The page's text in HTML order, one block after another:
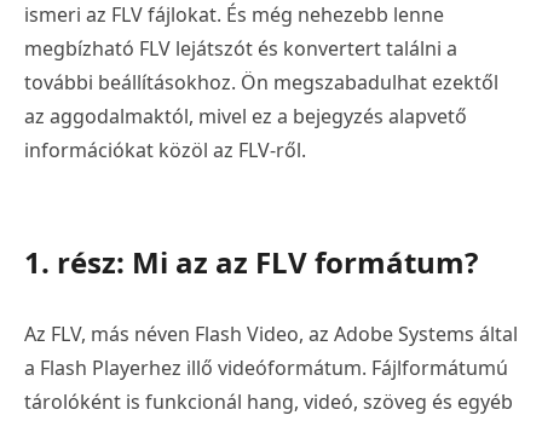
ismeri az FLV fájlokat. És még nehezebb lenne
megbízható FLV lejátszót és konvertert találni a
további beállításokhoz. Ön megszabadulhat ezektől
az aggodalmaktól, mivel ez a bejegyzés alapvető
információkat közöl az FLV-ről.
1. rész: Mi az az FLV formátum?
Az FLV, más néven Flash Video, az Adobe Systems által
a Flash Playerhez illő videóformátum. Fájlformátumú
tárolóként is funkcionál hang, videó, szöveg és egyéb